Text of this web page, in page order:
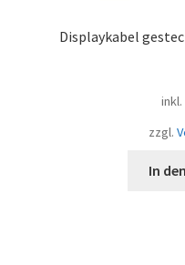
Displaykabel
inkl.
zzgl.
In